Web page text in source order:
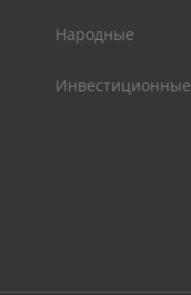
Народные
Инвестиционные